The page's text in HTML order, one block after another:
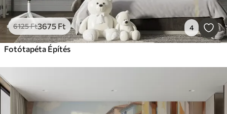
6125Ft3675 Ft 4
Fotótapéta Építés